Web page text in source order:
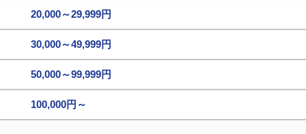
20,000～29,999円
30,000～49,999円
50,000～99,999円
100,000円～